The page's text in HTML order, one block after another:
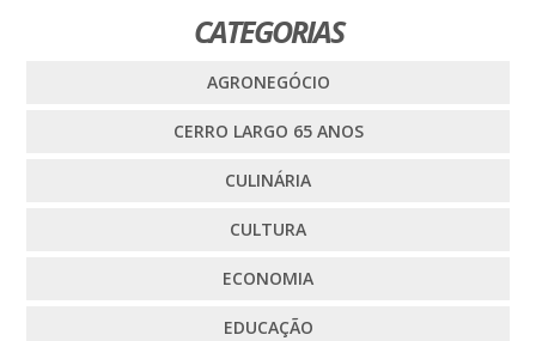
CATEGORIAS
AGRONEGÓCIO
CERRO LARGO 65 ANOS
CULINÁRIA
CULTURA
ECONOMIA
EDUCAÇÃO